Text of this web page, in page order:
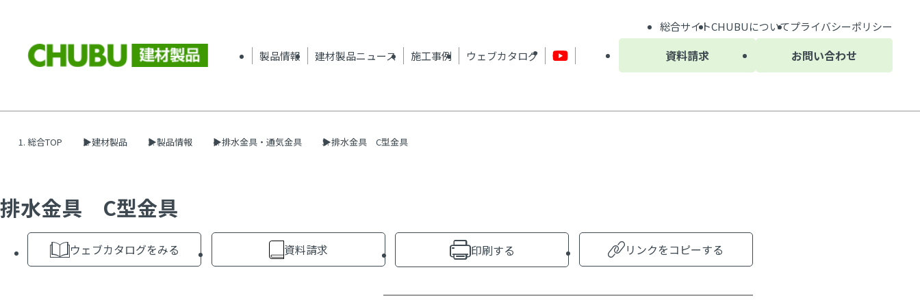
製品情報 建材製品ニュース 施工事例 ウェブカタログ 資料請求 お問い合わせ
総合サイトCHUBUについてプライバシーポリシー
総合TOP 建材製品 製品情報 排水金具・通気金具 排水金具 C型金具
排水金具 C型金具
ウェブカタログをみる 資料請求 印刷する リンクをコピーする